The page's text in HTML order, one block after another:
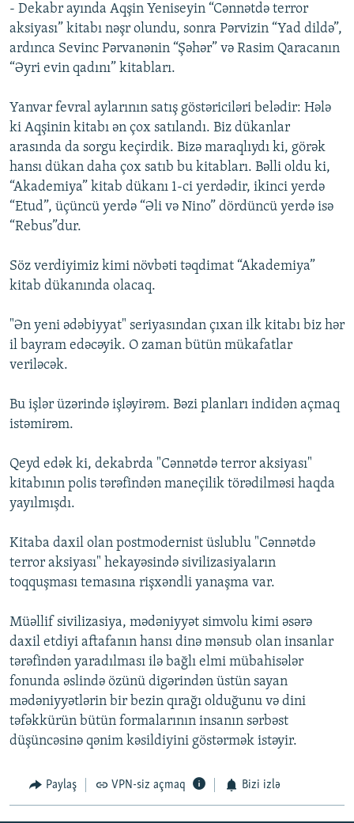
- Dekabr ayında Aqşin Yeniseyin “Cənnətdə terror
aksiyası” kitabı nəşr olundu, sonra Pərvizin “Yad dildə”,
ardınca Sevinc Pərvanənin “Şəhər” və Rasim Qaracanın
“Əyri evin qadını” kitabları.
Yanvar fevral aylarının satış göstəriciləri belədir: Hələ
ki Aqşinin kitabı ən çox satılandı. Biz dükanlar
arasında da sorgu keçirdik. Bizə maraqlıydı ki, görək
hansı dükan daha çox satıb bu kitabları. Bəlli oldu ki,
“Akademiya” kitab dükanı 1-ci yerdədir, ikinci yerdə
“Etud”, üçüncü yerdə “Əli və Nino” dördüncü yerdə isə
“Rebus”dur.
Söz verdiyimiz kimi növbəti təqdimat “Akademiya”
kitab dükanında olacaq.
"Ən yeni ədəbiyyat" seriyasından çıxan ilk kitabı biz hər
il bayram edəcəyik. O zaman bütün mükafatlar
veriləcək.
Bu işlər üzərində işləyirəm. Bəzi planları indidən açmaq
istəmirəm.
Qeyd edək ki, dekabrda "Cənnətdə terror aksiyası"
kitabının polis tərəfindən maneçilik törədilməsi haqda
yayılmışdı.
Kitaba daxil olan postmodernist üslublu "Cənnətdə
terror aksiyası" hekayəsində sivilizasiyaların
toqquşması temasına rişxəndli yanaşma var.
Müəllif sivilizasiya, mədəniyyət simvolu kimi əsərə
daxil etdiyi aftafanın hansı dinə mənsub olan insanlar
tərəfindən yaradılması ilə bağlı elmi mübahisələr
fonunda əslində özünü digərindən üstün sayan
mədəniyyətlərin bir bezin qırağı olduğunu və dini
təfəkkürün bütün formalarının insanın sərbəst
düşüncəsinə qənim kəsildiyini göstərmək istəyir.
Paylaş VPN-siz açmaq Bizi izlə